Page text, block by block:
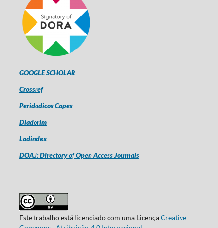
GOOGLE SCHOLAR
Crossref
Peridodicos Capes
Diadorim
Ladindex
DOAJ: Directory of Open Access Journals
Este trabalho está licenciado com uma LicençaCreative